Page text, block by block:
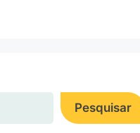
Pesquisar